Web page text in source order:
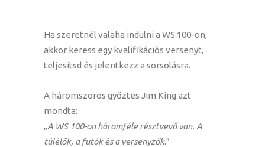
Ha szeretnél valaha indulni a WS 100-on,
akkor keress egy kvalifikációs versenyt,
teljesítsd és jelentkezz a sorsolásra.
A háromszoros győztes Jim King azt
mondta:
„A WS 100-on háromféle résztvevő van. A
túlélők, a futók és a versenyzők.”